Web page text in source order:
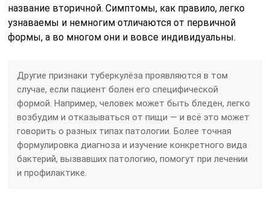
название вторичной. Симптомы, как правило, легко
узнаваемы и немногим отличаются от первичной
формы, а во многом они и вовсе индивидуальны.
Другие признаки туберкулёза проявляются в том
случае, если пациент болен его специфической
формой. Например, человек может быть бледен, легко
возбудим и отказываться от пищи — и всё это может
говорить о разных типах патологии. Более точная
формулировка диагноза и изучение конкретного вида
бактерий, вызвавших патологию, помогут при лечении
и профилактике.